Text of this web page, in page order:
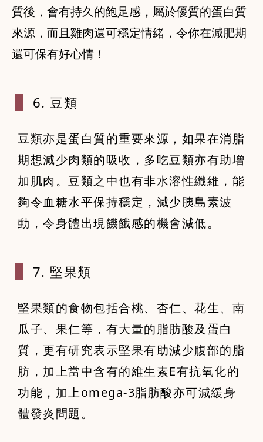
質後，會有持久的飽足感，屬於優質的蛋白質
來源，而且雞肉還可穩定情緒，令你在減肥期
6. 豆類
豆類亦是蛋白質的重要來源，如果在消脂
期想減少肉類的吸收，多吃豆類亦有助增
加肌肉。豆類之中也有非水溶性纖維，能
夠令血糖水平保持穩定，減少胰島素波
動，令身體出現饑餓感的機會減低。
7. 堅果類
堅果類的食物包括合桃、杏仁、花生、南
瓜子、果仁等，有大量的脂肪酸及蛋白
質，更有研究表示堅果有助減少腹部的脂
肪，加上當中含有的維生素E有抗氧化的
功能，加上omega-3脂肪酸亦可減緩身
體發炎問題。